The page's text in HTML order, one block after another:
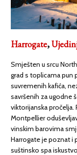
Harrogate,
Smješten u srcu
grad s toplicama pun
suvremenih kafića,
savršenih za ugodne
viktorijanska pročelja.
Montpellier
vinskim barovima
Harrogate je poznat i
suštinsko spa